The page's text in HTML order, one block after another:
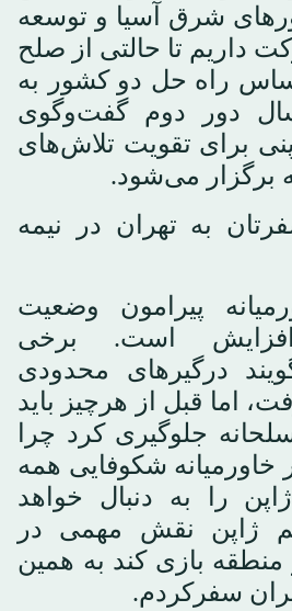
شرق آسیا و توسعه
داریم تا حالتی از صلح
راه حل دو کشور به
دور دوم گفت‌وگوی
برای تقویت تلاش‌های
برگزار می‌شود.
به تهران در نیمه
پیرامون وضعیت
افزایش است. برخی
درگیرهای محدودی
اما قبل از هرچیز باید
جلوگیری کرد چرا
خاورمیانه شکوفایی همه
را به دنبال خواهد
ژاپن نقش مهمی در
بازی کند به همین
سفرکردم.